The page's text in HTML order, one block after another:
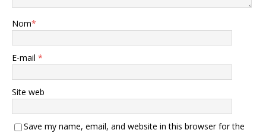
Nom*
E-mail *
Site web
Save my name, email, and website in this browser for the